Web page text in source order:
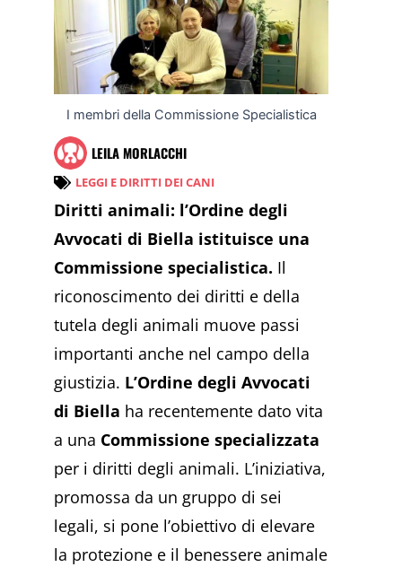
I membri della Commissione Specialistica
LEILA MORLACCHI
LEGGI E DIRITTI DEI CANI
Diritti animali: l’Ordine degli
Avvocati di Biella istituisce una
Commissione specialistica. Il
riconoscimento dei diritti e della
tutela degli animali muove passi
importanti anche nel campo della
giustizia. L’Ordine degli Avvocati
di Biella ha recentemente dato vita
a una Commissione specializzata
per i diritti degli animali. L’iniziativa,
promossa da un gruppo di sei
legali, si pone l’obiettivo di elevare
la protezione e il benessere animale